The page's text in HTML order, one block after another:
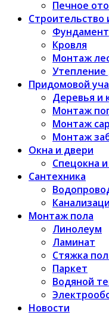
Печное
Строительство
Фундамент
Кровля
Монтаж
Утепление
Придомовой
Деревья и
Монтаж
Монтаж
Монтаж
Окна и двери
Спецокна
Сантехника
Монтаж пола
Линолеум
Ламинат
Стяжка
Паркет
Водяной
Новости